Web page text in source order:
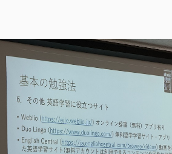
学生生活サポート
学生自主活動支援
社会人学生の育児支援（一時預かり）
学生総合補償制度
スポーツ傷害保険